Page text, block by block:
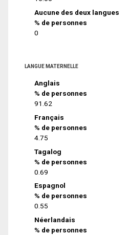
Aucune des deux langues
% de personnes
0
LANGUE MATERNELLE
Anglais
% de personnes
91.62
Français
% de personnes
4.75
Tagalog
% de personnes
0.69
Espagnol
% de personnes
0.55
Néerlandais
% de personnes